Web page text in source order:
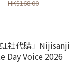
指娃
HK$168.00